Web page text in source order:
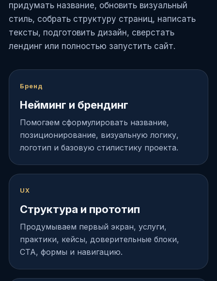
придумать название, обновить визуальный
стиль, собрать структуру страниц, написать
тексты, подготовить дизайн, сверстать
лендинг или полностью запустить сайт.
Бренд
Нейминг и брендинг
Помогаем сформулировать название,
позиционирование, визуальную логику,
логотип и базовую стилистику проекта.
UX
Структура и прототип
Продумываем первый экран, услуги,
практики, кейсы, доверительные блоки,
CTA, формы и навигацию.